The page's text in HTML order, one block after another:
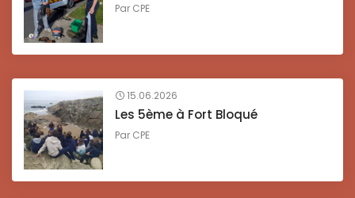
Par CPE
15.06.2026
Les 5ème à Fort Bloqué
Par CPE